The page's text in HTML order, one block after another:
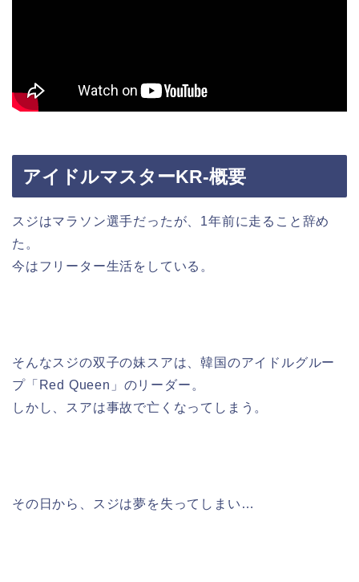
アイドルマスターKR-概要
スジはマラソン選手だったが、1年前に走ること辞め
た。
今はフリーター生活をしている。
そんなスジの双子の妹スアは、韓国のアイドルグルー
プ「Red Queen」のリーダー。
しかし、スアは事故で亡くなってしまう。
その日から、スジは夢を失ってしまい…